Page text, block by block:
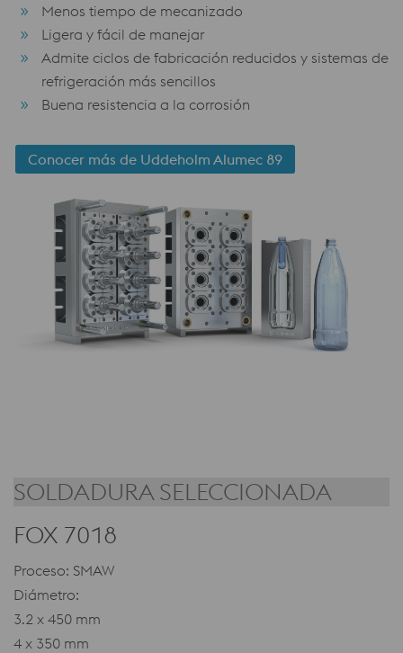
Menos tiempo de mecanizado
Ligera y fácil de manejar
Admite ciclos de fabricación reducidos y sistemas de
refrigeración más sencillos
Buena resistencia a la corrosión
Conocer más de Uddeholm Alumec 89
SOLDADURA SELECCIONADA
FOX 7018
Proceso: SMAW
Diámetro:
3.2 x 450 mm
4 x 350 mm